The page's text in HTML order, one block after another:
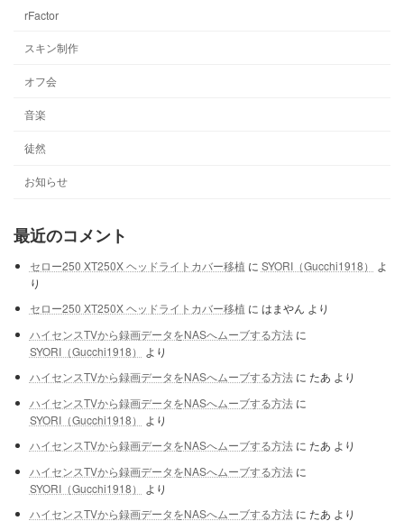
rFactor
スキン制作
オフ会
音楽
徒然
お知らせ
最近のコメント
セロー250 XT250X ヘッドライトカバー移植 に SYORI（Gucchi1918）
よ
り
セロー250 XT250X ヘッドライトカバー移植 に はまやん より
ハイセンスTVから録画データをNASへムーブする方法に
SYORI（Gucchi1918）
より
ハイセンスTVから録画データをNASへムーブする方法に たあ より
ハイセンスTVから録画データをNASへムーブする方法に
SYORI（Gucchi1918）
より
ハイセンスTVから録画データをNASへムーブする方法に たあ より
ハイセンスTVから録画データをNASへムーブする方法に
SYORI（Gucchi1918）
より
ハイセンスTVから録画データをNASへムーブする方法に たあ より